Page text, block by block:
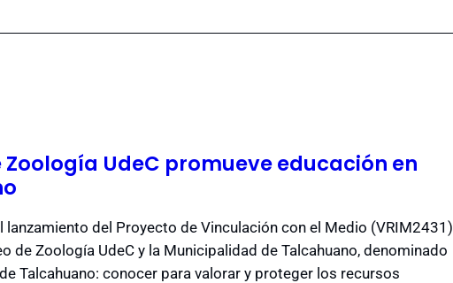
Zoología UdeC promueve educación en
lanzamiento del Proyecto de Vinculación con el Medio (VRIM2431)
de Zoología UdeC y la Municipalidad de Talcahuano, denominado
Talcahuano: conocer para valorar y proteger los recursos